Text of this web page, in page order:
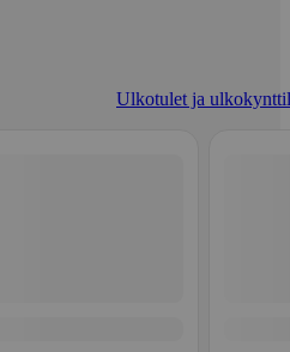
Ulkotulet ja